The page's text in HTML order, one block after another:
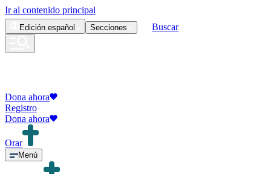
Ir al contenido principal
Edición español Secciones Buscar
Dona ahora
Registro
Dona ahora
Orar
Menú